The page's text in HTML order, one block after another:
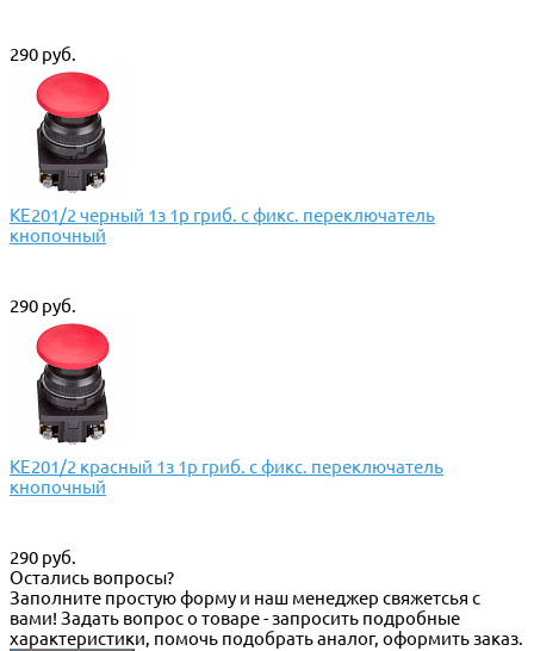
290 руб.
КЕ201/2 черный 1з 1р гриб. с фикс. переключатель
кнопочный
290 руб.
КЕ201/2 красный 1з 1р гриб. с фикс. переключатель
кнопочный
290 руб.
Остались вопросы?
Заполните простую форму и наш менеджер свяжетсья с
вами! Задать вопрос о товаре - запросить подробные
характеристики, помочь подобрать аналог, оформить заказ.